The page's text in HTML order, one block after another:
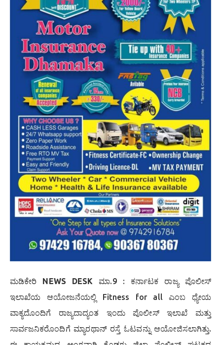
ಮಡಿಕೇರಿ NEWS DESK ಮಾ.9 : ಕರ್ನಾಟಕ ರಾಜ್ಯ ಪೊಲೀಸ್
ಇಲಾಖೆಯ ಆಯೋಜನೆಯಲ್ಲಿ Fitness for all ಎಂಬ ಧ್ಯೇಯ
ವಾಕ್ಯದೊಂದಿಗೆ ರಾಜ್ಯದಾದ್ಯಂತ ಇಂದು ಪೊಲೀಸ್ ಇಲಾಖೆ ಮತ್ತು
ಸಾರ್ವಜನಿಕರೊಂದಿಗೆ ಮ್ಯಾರಥಾನ್ ರಸ್ತೆ ಓಟವನ್ನು ಆಯೋಜಿಸಲಾಗಿತ್ತು.